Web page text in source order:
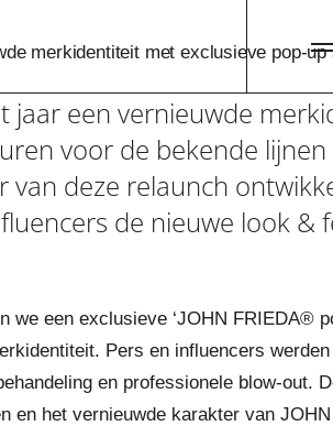
merkidentiteit met exclusieve pop-up
jaar een vernieuwde
voor de bekende
van deze relaunch
de nieuwe look &
we een exclusieve ‘JOHN FRIEDA®
Pers en influencers
en professionele blow-out.
en het vernieuwde karakter van